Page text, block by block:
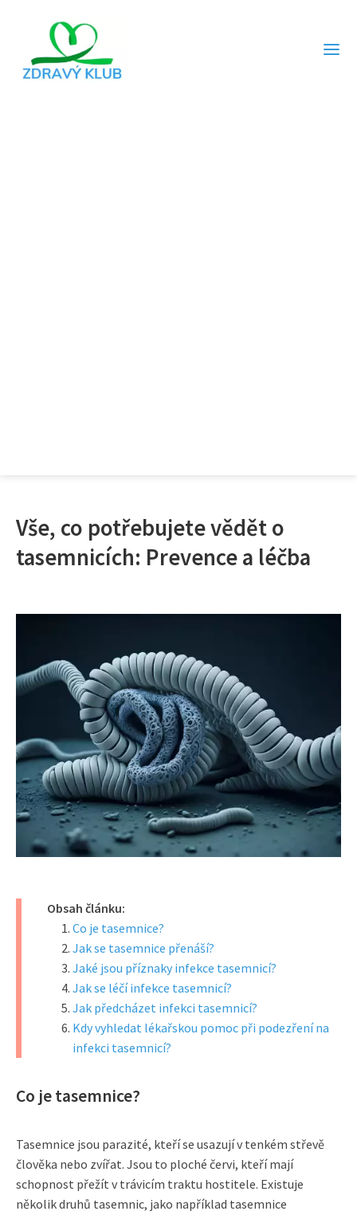
Vše, co potřebujete vědět o
tasemnicích: Prevence a léčba
Obsah článku:
Co je tasemnice?
Jak se tasemnice přenáší?
Jaké jsou příznaky infekce tasemnicí?
Jak se léčí infekce tasemnicí?
Jak předcházet infekci tasemnicí?
Kdy vyhledat lékařskou pomoc při podezření na
infekci tasemnicí?
Co je tasemnice?
Tasemnice jsou parazité, kteří se usazují v tenkém střevě
člověka nebo zvířat. Jsou to ploché červi, kteří mají
schopnost přežít v trávicím traktu hostitele. Existuje
několik druhů tasemnic, jako například tasemnice